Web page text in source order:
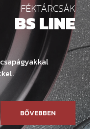
FÉKTÁRCSÁK
BS LINE
BŐVEBBEN